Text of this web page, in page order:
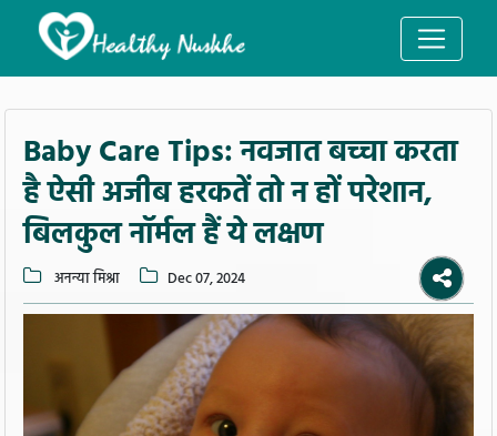
Baby Care Tips: नवजात बच्चा करता
है ऐसी अजीब हरकतें तो न हों परेशान,
बिलकुल नॉर्मल हैं ये लक्षण
अनन्या मिश्रा Dec 07, 2024